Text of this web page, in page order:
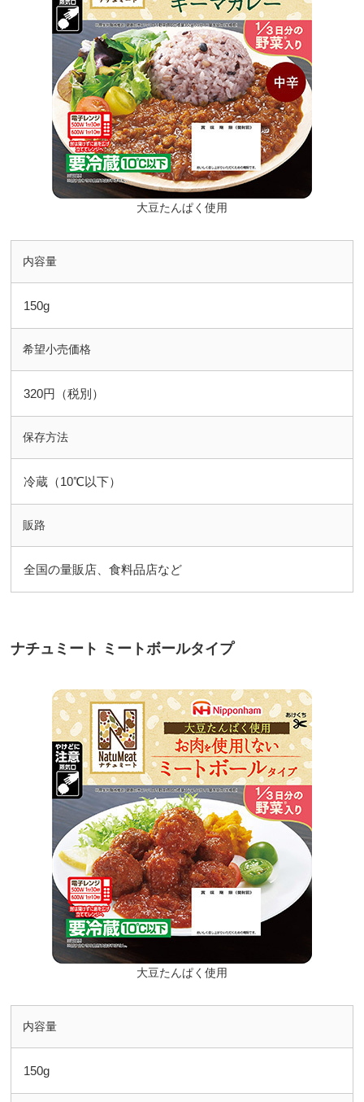
大豆たんぱく使用
内容量
150g
希望小売価格
320円（税別）
保存方法
冷蔵（10℃以下）
販路
全国の量販店、食料品店など
ナチュミート ミートボールタイプ
大豆たんぱく使用
内容量
150g